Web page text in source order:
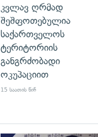
კვლავ ღრმად
შეშფოთებულია
საქართველოს
ტერიტორიის
განგრძობადი
ოკუპაციით
15 საათის წინ